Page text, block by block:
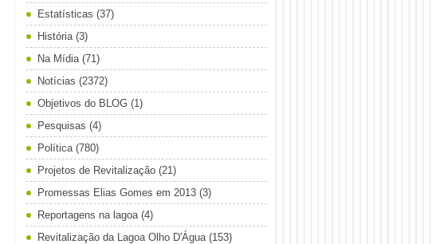
Estatísticas (37)
História (3)
Na Mídia (71)
Notícias (2372)
Objetivos do BLOG (1)
Pesquisas (4)
Política (780)
Projetos de Revitalização (21)
Promessas Elias Gomes em 2013 (3)
Reportagens na lagoa (4)
Revitalização da Lagoa Olho D'Água (153)